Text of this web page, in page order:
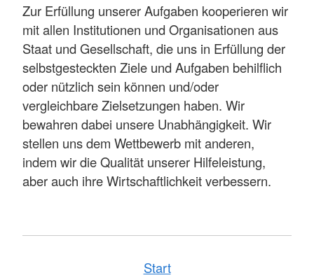
Zur Erfüllung unserer Aufgaben kooperieren wir
mit allen Institutionen und Organisationen aus
Staat und Gesellschaft, die uns in Erfüllung der
selbstgesteckten Ziele und Aufgaben behilflich
oder nützlich sein können und/oder
vergleichbare Zielsetzungen haben. Wir
bewahren dabei unsere Unabhängigkeit. Wir
stellen uns dem Wettbewerb mit anderen,
indem wir die Qualität unserer Hilfeleistung,
aber auch ihre Wirtschaftlichkeit verbessern.
Start